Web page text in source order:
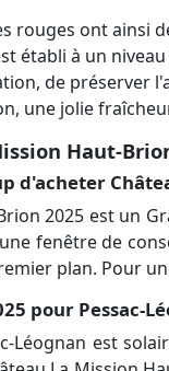
rouges ont ainsi
établi à un
de préserver
une jolie
Haut-
d'acheter
2025 est un
fenêtre de
plan. Pour
pour Pessac-
Léognan est